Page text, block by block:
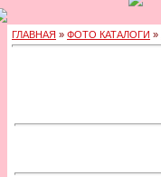
ГЛАВНАЯ » ФОТО КАТАЛОГИ »